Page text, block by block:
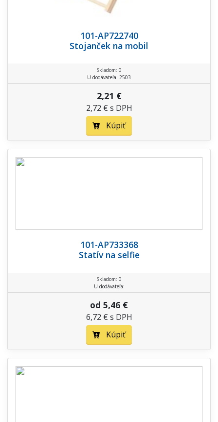
101-AP722740
Stojanček na mobil
Skladom: 0
U dodávateľa: 2503
2,21 €
2,72 € s DPH
Kúpiť
101-AP733368
Statív na selfie
Skladom: 0
U dodávateľa:
od 5,46 €
6,72 € s DPH
Kúpiť